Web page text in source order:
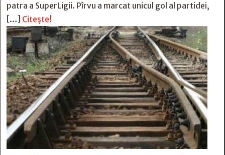
patra a SuperLigii. Pîrvu a marcat unicul gol al partidei,
[…] Citește!